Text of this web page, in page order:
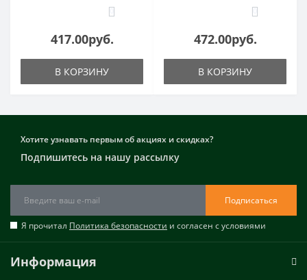
0
417.00руб.
В КОРЗИНУ
0
472.00руб.
В КОРЗИНУ
Хотите узнавать первым об акциях и скидках?
Подпишитесь на нашу рассылку
Подписаться
Я прочитал Политика безопасности и согласен с условиями
Информация